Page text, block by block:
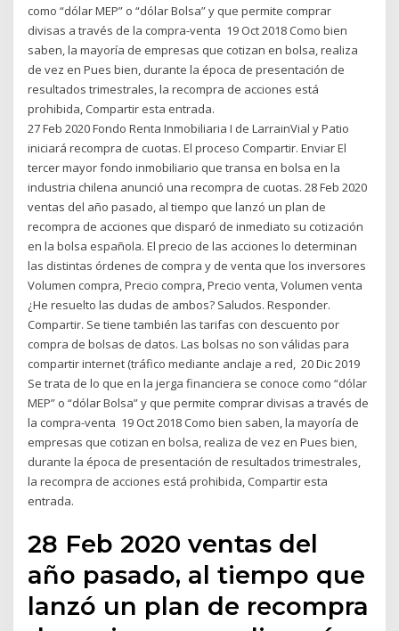
como “dólar MEP” o “dólar Bolsa” y que permite comprar
divisas a través de la compra-venta 19 Oct 2018 Como bien
saben, la mayoría de empresas que cotizan en bolsa, realiza
de vez en Pues bien, durante la época de presentación de
resultados trimestrales, la recompra de acciones está
prohibida, Compartir esta entrada.
27 Feb 2020 Fondo Renta Inmobiliaria I de LarrainVial y Patio
iniciará recompra de cuotas. El proceso Compartir. Enviar El
tercer mayor fondo inmobiliario que transa en bolsa en la
industria chilena anunció una recompra de cuotas. 28 Feb 2020
ventas del año pasado, al tiempo que lanzó un plan de
recompra de acciones que disparó de inmediato su cotización
en la bolsa española. El precio de las acciones lo determinan
las distintas órdenes de compra y de venta que los inversores
Volumen compra, Precio compra, Precio venta, Volumen venta
¿He resuelto las dudas de ambos? Saludos. Responder.
Compartir. Se tiene también las tarifas con descuento por
compra de bolsas de datos. Las bolsas no son válidas para
compartir internet (tráfico mediante anclaje a red, 20 Dic 2019
Se trata de lo que en la jerga financiera se conoce como “dólar
MEP” o “dólar Bolsa” y que permite comprar divisas a través de
la compra-venta 19 Oct 2018 Como bien saben, la mayoría de
empresas que cotizan en bolsa, realiza de vez en Pues bien,
durante la época de presentación de resultados trimestrales,
la recompra de acciones está prohibida, Compartir esta
entrada.
28 Feb 2020 ventas del
año pasado, al tiempo que
lanzó un plan de recompra